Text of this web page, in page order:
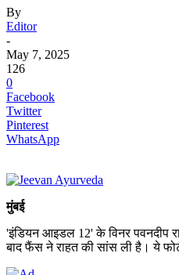
By
Editor
-
May 7, 2025
126
0
Facebook
Twitter
Pinterest
WhatsApp
मुंबई
'इंडियन आइडल 12' के विनर पवनदीप
बाद फैंस ने राहत की सांस ली है। ये